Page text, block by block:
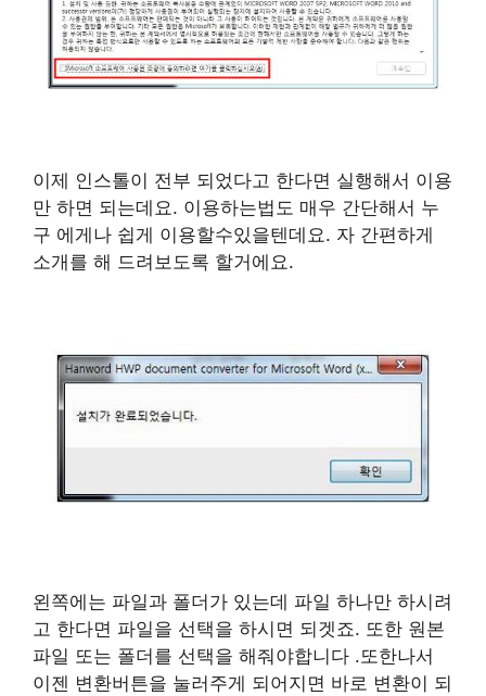
이제 인스톨이 전부 되었다고 한다면 실행해서 이용
만 하면 되는데요. 이용하는법도 매우 간단해서 누
구 에게나 쉽게 이용할수있을텐데요. 자 간편하게
소개를 해 드려보도록 할거에요.
왼쪽에는 파일과 폴더가 있는데 파일 하나만 하시려
고 한다면 파일을 선택을 하시면 되겟죠. 또한 원본
파일 또는 폴더를 선택을 해줘야합니다 .또한나서
이젠 변환버튼을 눌러주게 되어지면 바로 변환이 되